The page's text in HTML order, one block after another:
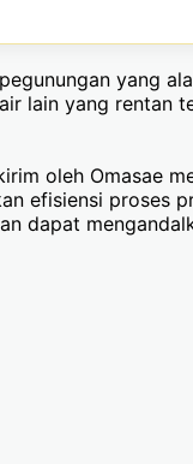
yang
lain yang rentan
oleh Omasae
efisiensi proses
dapat